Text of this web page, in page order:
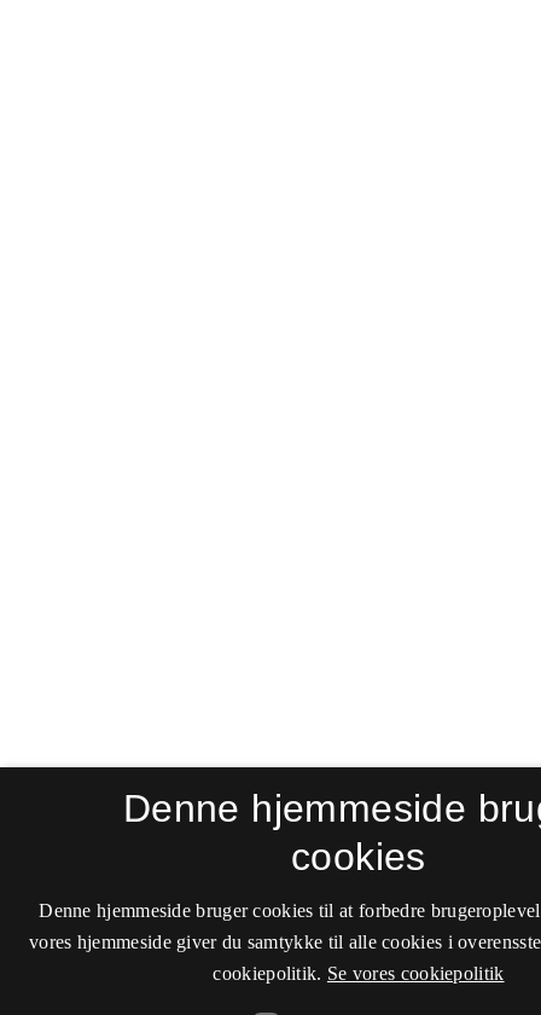
Denne hjemmeside
cookies
Denne hjemmeside bruger cookies til at forbedre
vores hjemmeside giver du samtykke til alle cookies i
cookiepolitik. Se vores cookiepolitik